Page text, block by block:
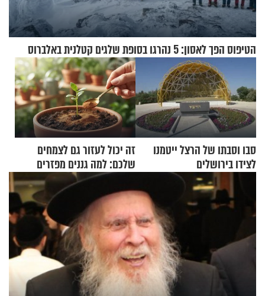
הטיפוס הפך לאסון: 5 נהרגו בסופת שלגים קטלנית באלברוס
סבו וסבתו של הרצל ייטמנו
לצידו בירושלים
זה יכול לעזור גם לצמחים
שלכם: למה גננים מפזרים
קינמון בעציצים?